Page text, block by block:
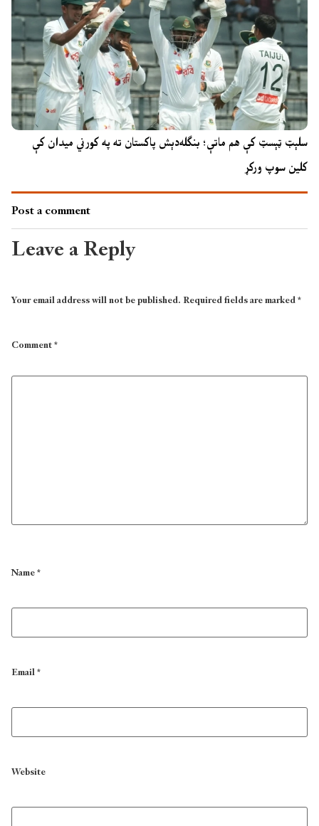
سلېټ ټېسټ کې هم ماتې؛ بنګله‌دېش پاکستان ته په کورني میدان کې
کلین سوپ ورکړ
Post a comment
Leave a Reply
Your email address will not be published.Required fields are marked*
Comment*
Name*
Email*
Website